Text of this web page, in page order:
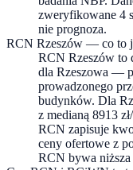
zweryfikowane 4
nie prognoza.
RCN Rzeszów — co to
RCN Rzeszów to
dla Rzeszowa —
prowadzonego
budynków. Dla
z medianą 8913
RCN zapisuje
ceny ofertowe z
RCN bywa niższa